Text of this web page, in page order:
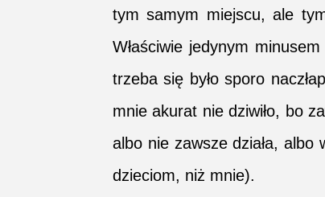
tym samym miejscu, ale
Właściwie jedynym
trzeba się było sporo
mnie akurat nie dziwiło, bo
albo nie zawsze działa, albo
dzieciom, niż mnie).